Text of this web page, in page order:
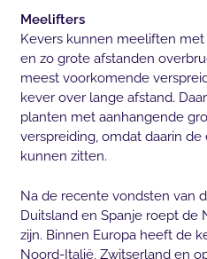
Meelifters
Kevers kunnen meeliften
en zo grote afstanden
meest voorkomende
kever over lange afstand.
planten met aanhangende
verspreiding, omdat daarin
kunnen zitten.
Na de recente vondsten van
Duitsland en Spanje roept de
zijn. Binnen Europa heeft de
Noord-Italië, Zwitserland en